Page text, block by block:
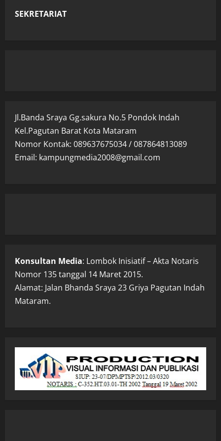
SEKRETARIAT
Jl.Banda Sraya Gg.sakura No.5 Pondok Indah
Kel.Pagutan Barat Kota Mataram
Nomor Kontak: 089637675034 / 087864813089
Email: kampungmedia2008@gmail.com
Konsultan Media: Lombok Inisiatif – Akta Notaris
Nomor 135 tanggal 14 Maret 2015.
Alamat: Jalan Bhanda Sraya 23 Griya Pagutan Indah
Mataram.